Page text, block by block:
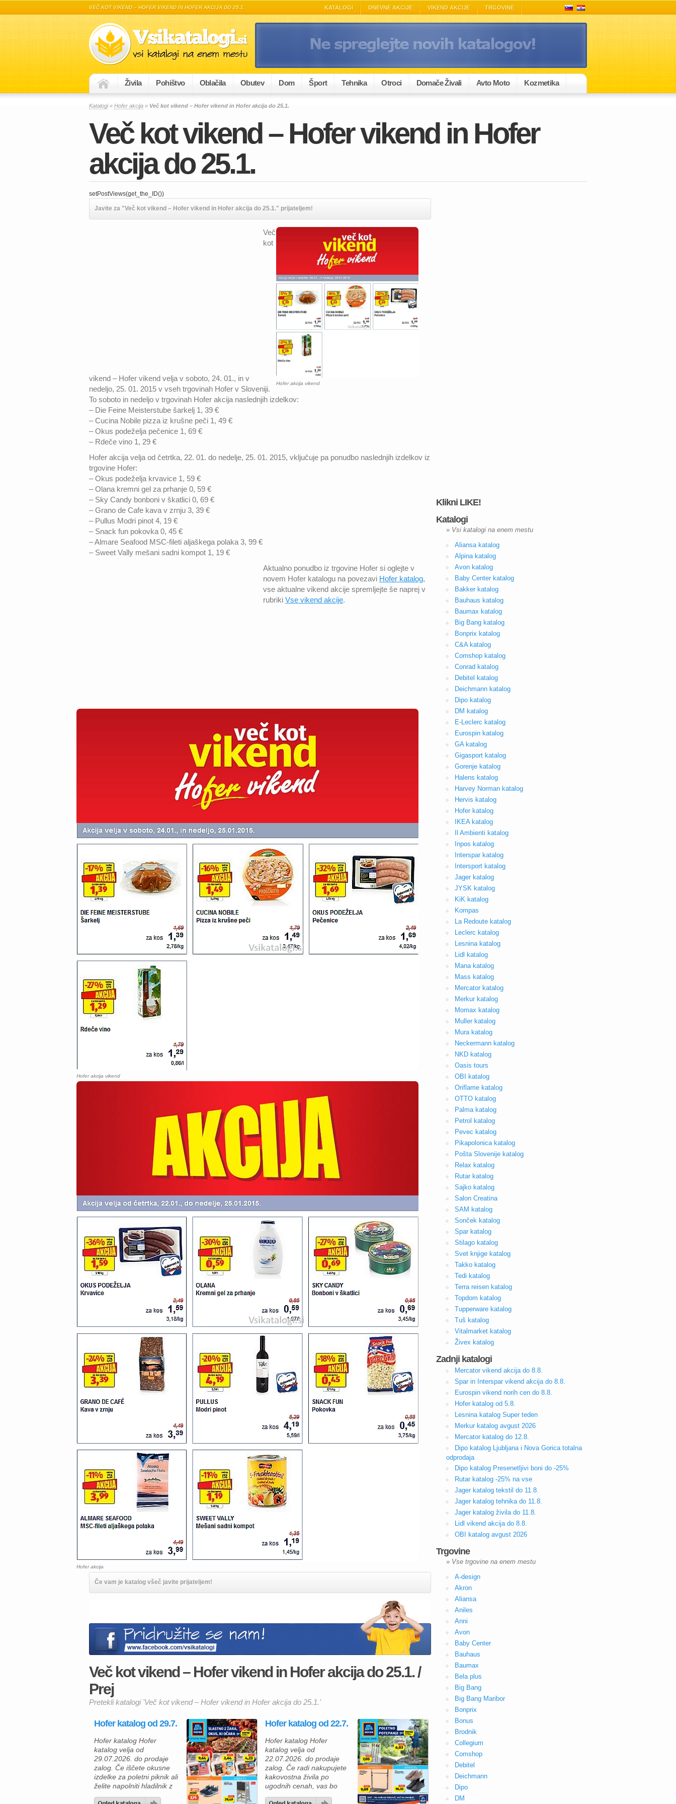
VEČ KOT VIKEND – HOFER VIKEND IN HOFER AKCIJA DO 25.1. KATALOGI DNEVNE AKCIJE VIKEND AKCIJE TRGOVINE
Živila Pohištvo Oblačila Obutev Dom Šport Tehnika Otroci Domače Živali Avto Moto Kozmetika
Katalogi» Hofer akcija » Več kot vikend – Hofer vikend in Hofer akcija do 25.1.
Več kot vikend – Hofer vikend in Hofer
akcija do 25.1.
setPostViews(get_the_ID())
Javite za "Več kot vikend – Hofer vikend in Hofer akcija do 25.1." prijateljem!
Hofer akcija vikend
Več
kot
vikend – Hofer vikend velja v soboto, 24. 01., in v
nedeljo, 25. 01. 2015 v vseh trgovinah Hofer v Sloveniji.
To soboto in nedeljo v trgovinah Hofer akcija naslednjih izdelkov:
– Die Feine Meisterstube šarkelj 1, 39 €
– Cucina Nobile pizza iz krušne peči 1, 49 €
– Okus podeželja pečenice 1, 69 €
– Rdeče vino 1, 29 €
Hofer akcija velja od četrtka, 22. 01. do nedelje, 25. 01. 2015, vključuje pa ponudbo naslednjih izdelkov iz
trgovine Hofer:
– Okus podeželja krvavice 1, 59 €
– Olana kremni gel za prhanje 0, 59 €
– Sky Candy bonboni v škatlici 0, 69 €
– Grano de Cafe kava v zrnju 3, 39 €
– Pullus Modri pinot 4, 19 €
– Snack fun pokovka 0, 45 €
– Almare Seafood MSC-fileti aljaškega polaka 3, 99 €
– Sweet Vally mešani sadni kompot 1, 19 €
Aktualno ponudbo iz trgovine Hofer si oglejte v
novem Hofer katalogu na povezavi Hofer katalog,
vse aktualne vikend akcije spremljejte še naprej v
rubriki Vse vikend akcije.
Hofer akcija vikend
Hofer akcija
Če vam je katalog všeč javite prijateljem!
Več kot vikend – Hofer vikend in Hofer akcija do 25.1. /
Prej
Pretekli katalogi 'Več kot vikend – Hofer vikend in Hofer akcija do 25.1.'
Hofer katalog od 29.7.
Hofer katalog Hofer
katalog velja od
29.07.2026. do prodaje
zalog. Če iščete okusne
izdelke za poletni piknik ali
želite napolniti hladilnik z
Hofer katalog od 22.7.
Hofer katalog Hofer
katalog velja od
22.07.2026. do prodaje
zalog. Če radi nakupujete
kakovostna živila po
ugodnih cenah, vas bo
Klikni LIKE!
Katalogi
» Vsi katalogi na enem mestu
Aliansa katalog
Alpina katalog
Avon katalog
Baby Center katalog
Bakker katalog
Bauhaus katalog
Baumax katalog
Big Bang katalog
Bonprix katalog
C&A katalog
Comshop katalog
Conrad katalog
Debitel katalog
Deichmann katalog
Dipo katalog
DM katalog
E-Leclerc katalog
Eurospin katalog
GA katalog
Gigasport katalog
Gorenje katalog
Halens katalog
Harvey Norman katalog
Hervis katalog
Hofer katalog
IKEA katalog
Il Ambienti katalog
Inpos katalog
Interspar katalog
Intersport katalog
Jager katalog
JYSK katalog
KiK katalog
Kompas
La Redoute katalog
Leclerc katalog
Lesnina katalog
Lidl katalog
Mana katalog
Mass katalog
Mercator katalog
Merkur katalog
Momax katalog
Muller katalog
Mura katalog
Neckermann katalog
NKD katalog
Oasis tours
OBI katalog
Oriflame katalog
OTTO katalog
Palma katalog
Petrol katalog
Pevec katalog
Pikapolonica katalog
Pošta Slovenije katalog
Relax katalog
Rutar katalog
Sajko katalog
Salon Creatina
SAM katalog
Sonček katalog
Spar katalog
Stilago katalog
Svet knjige katalog
Takko katalog
Tedi katalog
Terra reisen katalog
Topdom katalog
Tupperware katalog
Tuš katalog
Vitalmarket katalog
Živex katalog
Zadnji katalogi
Mercator vikend akcija do 8.8.
Spar in Interspar vikend akcija do 8.8.
Eurospin vikend norih cen do 8.8.
Hofer katalog od 5.8.
Lesnina katalog Super teden
Merkur katalog avgust 2026
Mercator katalog do 12.8.
Dipo katalog Ljubljana i Nova Gorica totalna
odprodaja
Dipo katalog Presenetljivi boni do -25%
Rutar katalog -25% na vse
Jager katalog tekstil do 11.8.
Jager katalog tehnika do 11.8.
Jager katalog živila do 11.8.
Lidl vikend akcija do 8.8.
OBI katalog avgust 2026
Trgovine
» Vse trgovine na enem mestu
A-design
Akron
Aliansa
Aniles
Anni
Avon
Baby Center
Bauhaus
Baumax
Bela plus
Big Bang
Big Bang Maribor
Bonprix
Bonus
Brodnik
Collegium
Comshop
Debitel
Deichmann
Dipo
DM